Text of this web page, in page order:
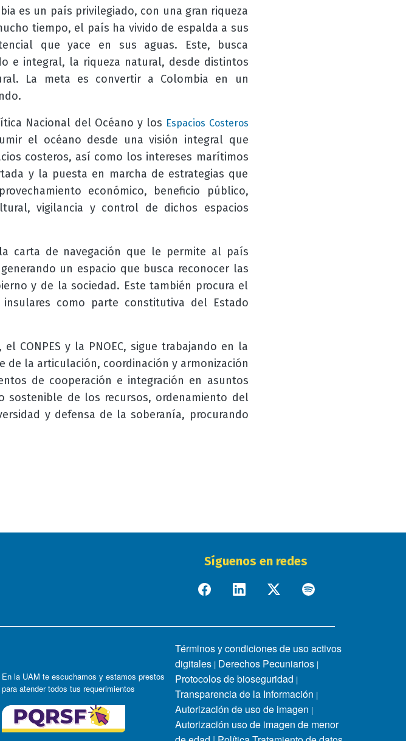
es un país privilegiado, con una gran riqueza
tiempo, el país ha vivido de espalda a sus
que yace en sus aguas. Este, busca
e integral, la riqueza natural, desde distintos
La meta es convertir a Colombia en un
Nacional del Océano y los Espacios Costeros
el océano desde una visión integral que
costeros, así como los intereses marítimos
y la puesta en marcha de estrategias que
económico, beneficio público,
vigilancia y control de dichos espacios
carta de navegación que le permite al país
un espacio que busca reconocer las
y de la sociedad. Este también procura el
como parte constitutiva del Estado
CONPES y la PNOEC, sigue trabajando en la
la articulación, coordinación y armonización
de cooperación e integración en asuntos
sostenible de los recursos, ordenamiento del
y defensa de la soberanía, procurando
Síguenos en redes
En la UAM te escuchamos y estamos prestos
para atender todos tus requerimientos
Términos y condiciones de uso activos
digitales | Derechos Pecuniarios |
Protocolos de bioseguridad |
Transparencia de la Información |
Autorización de uso de imagen |
Autorización uso de imagen de menor